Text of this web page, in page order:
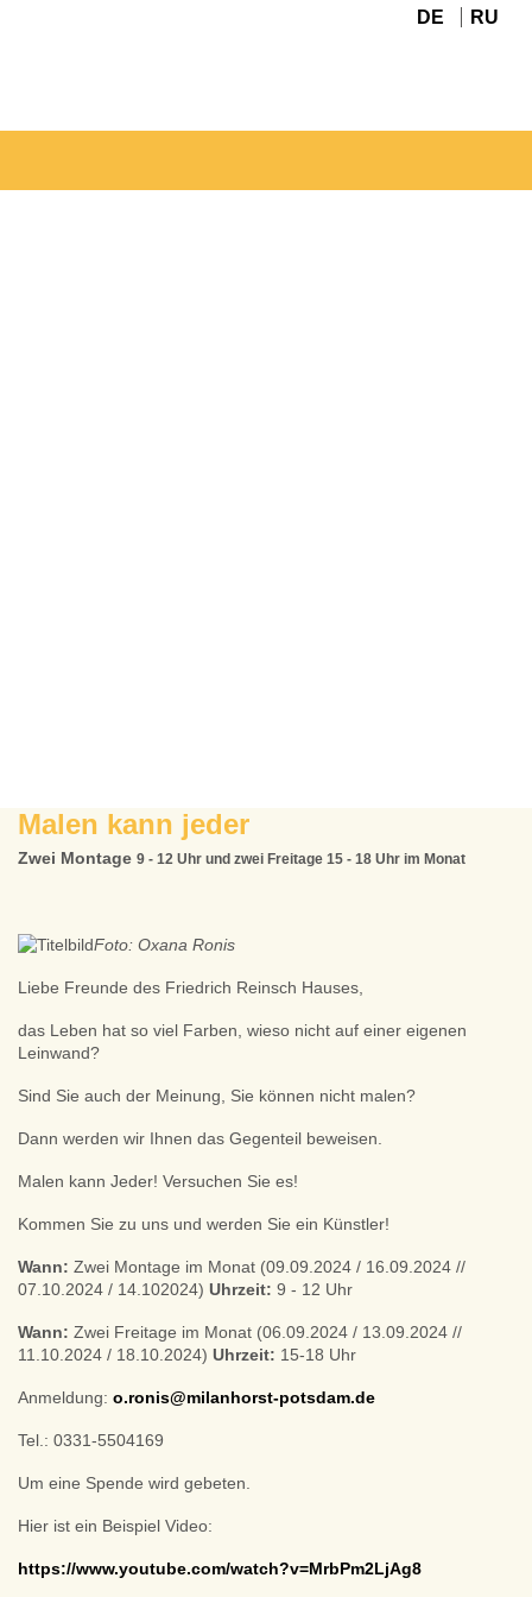
DE RU
Malen kann jeder
Zwei Montage 9 - 12 Uhr und zwei Freitage 15 - 18 Uhr im Monat
Foto: Oxana Ronis
Liebe Freunde des Friedrich Reinsch Hauses,
das Leben hat so viel Farben, wieso nicht auf einer eigenen
Leinwand?
Sind Sie auch der Meinung, Sie können nicht malen?
Dann werden wir Ihnen das Gegenteil beweisen.
Malen kann Jeder! Versuchen Sie es!
Kommen Sie zu uns und werden Sie ein Künstler!
Wann: Zwei Montage im Monat (09.09.2024 / 16.09.2024 //
07.10.2024 / 14.102024) Uhrzeit: 9 - 12 Uhr
Wann: Zwei Freitage im Monat (06.09.2024 / 13.09.2024 //
11.10.2024 / 18.10.2024) Uhrzeit: 15-18 Uhr
Anmeldung: o.ronis@milanhorst-potsdam.de
Tel.: 0331-5504169
Um eine Spende wird gebeten.
Hier ist ein Beispiel Video:
https://www.youtube.com/watch?v=MrbPm2LjAg8